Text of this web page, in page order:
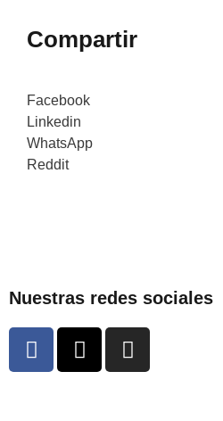
Compartir
Facebook
Linkedin
WhatsApp
Reddit
Nuestras redes sociales
F
a
X
-
I
n